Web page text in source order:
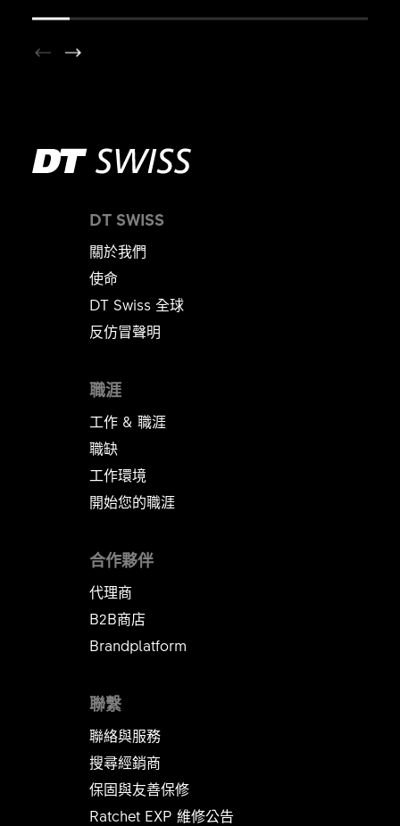
DT SWISS
關於我們
使命
DT Swiss 全球
反仿冒聲明
職涯
工作 & 職涯
職缺
工作環境
開始您的職涯
聯繫
聯絡與服務
搜尋經銷商
保固與友善保修
Ratchet EXP 維修公告​​​​​​​
合作夥伴
代理商
B2B商店
Brandplatform